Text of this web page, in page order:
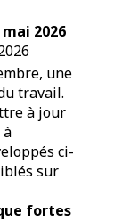
2026
une
travail.
à jour
à
ci-
sur
fortes